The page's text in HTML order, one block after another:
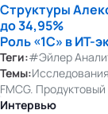
Структуры
до 34,95%
Роль «1С» вИТ-
Теги:#Эйлер
Темы:
FMCG.
Интервью